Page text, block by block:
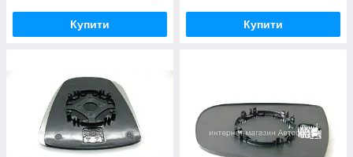
Купити Купити